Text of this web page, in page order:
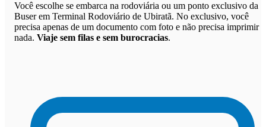
Você escolhe se embarca na rodoviária ou um ponto exclusivo da
Buser em Terminal Rodoviário de Ubiratã. No exclusivo, você
precisa apenas de um documento com foto e não precisa imprimir
nada. Viaje sem filas e sem burocracias.